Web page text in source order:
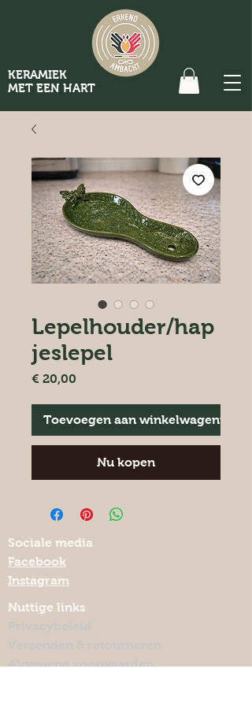
KERAMIEK
MET EEN HART
Lepelhouder/hap
jeslepel
€ 20,00
Toevoegen aan winkelwagentje
Nu kopen
Sociale media
Facebook
Instagram
Nuttige links
Algemene voorwaarden